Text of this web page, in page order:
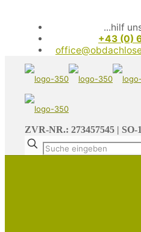
...hilf
+43 (0)
ZVR-NR.: 273457545 | SO-